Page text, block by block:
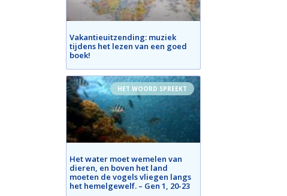
Vakantieuitzending: muziek
tijdens het lezen van een goed
boek!
HET WOORD SPREEKT
Het water moet wemelen van
dieren, en boven het land
moeten de vogels vliegen langs
het hemelgewelf. – Gen 1, 20-23